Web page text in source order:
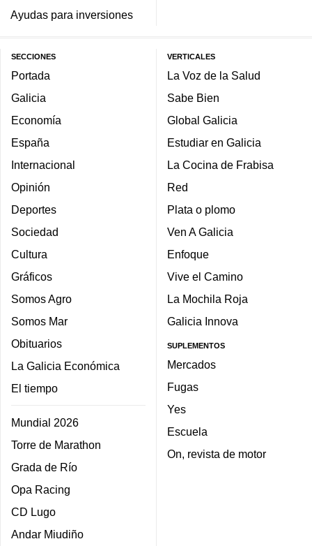
Ayudas para inversiones
SECCIONES
Portada
Galicia
Economía
España
Internacional
Opinión
Deportes
Sociedad
Cultura
Gráficos
Somos Agro
Somos Mar
Obituarios
La Galicia Económica
El tiempo
Mundial 2026
Torre de Marathon
Grada de Río
Opa Racing
CD Lugo
Andar Miudiño
VERTICALES
La Voz de la Salud
Sabe Bien
Global Galicia
Estudiar en Galicia
La Cocina de Frabisa
Red
Plata o plomo
Ven A Galicia
Enfoque
Vive el Camino
La Mochila Roja
Galicia Innova
SUPLEMENTOS
Mercados
Fugas
Yes
Escuela
On, revista de motor